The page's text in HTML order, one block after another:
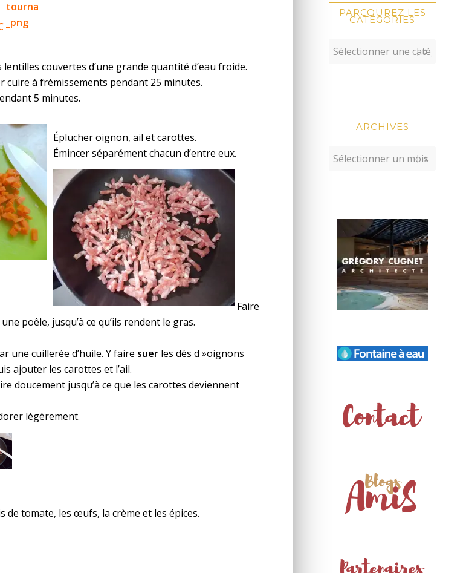
couvertes d’une grande quantité d’eau froide.
cuire à frémissements pendant 25 minutes.
5 minutes.
Éplucher oignon, ail et carottes.
Émincer séparément chacun d’entre eux.
Faire
poêle, jusqu’à ce qu’ils rendent le gras.
une cuillerée d’huile. Y faire suer les dés d »oignons
ajouter les carottes et l’ail.
doucement jusqu’à ce que les carottes deviennent
légèrement.
de tomate, les œufs, la crème et les épices.
PARCOUREZ LES
CATÉGORIES
ARCHIVES